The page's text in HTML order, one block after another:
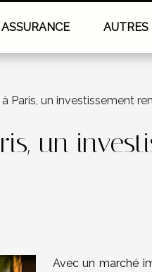
ASSURANCE AUTRES
Paris, un investissement
un
Avec un marché